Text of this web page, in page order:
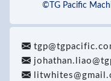
©TG Pacific